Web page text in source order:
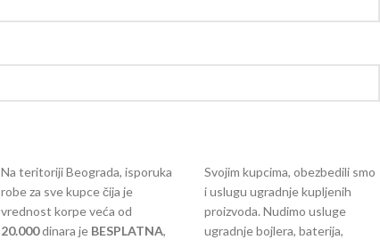
Na teritoriji Beograda, isporuka
robe za sve kupce čija je
vrednost korpe veća od
20.000dinara je BESPLATNA,
Svojim kupcima, obezbedili smo
i uslugu ugradnje kupljenih
proizvoda. Nudimo usluge
ugradnje bojlera, baterija,